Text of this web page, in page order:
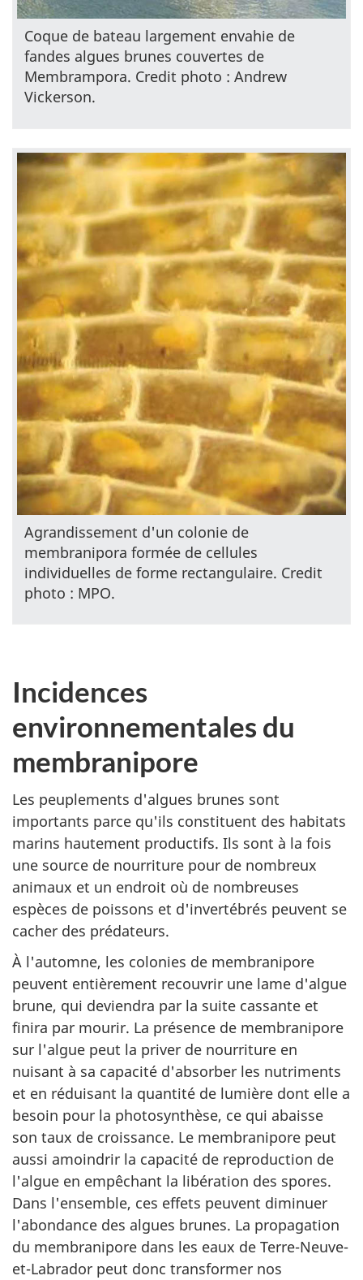
Coque de bateau largement envahie de
fandes algues brunes couvertes de
Membrampora. Credit photo : Andrew
Vickerson.
Agrandissement d'un colonie de
membranipora formée de cellules
individuelles de forme rectangulaire. Credit
photo : MPO.
Incidences
environnementales du
membranipore
Les peuplements d'algues brunes sont
importants parce qu'ils constituent des habitats
marins hautement productifs. Ils sont à la fois
une source de nourriture pour de nombreux
animaux et un endroit où de nombreuses
espèces de poissons et d'invertébrés peuvent se
cacher des prédateurs.
À l'automne, les colonies de membranipore
peuvent entièrement recouvrir une lame d'algue
brune, qui deviendra par la suite cassante et
finira par mourir. La présence de membranipore
sur l'algue peut la priver de nourriture en
nuisant à sa capacité d'absorber les nutriments
et en réduisant la quantité de lumière dont elle a
besoin pour la photosynthèse, ce qui abaisse
son taux de croissance. Le membranipore peut
aussi amoindrir la capacité de reproduction de
l'algue en empêchant la libération des spores.
Dans l'ensemble, ces effets peuvent diminuer
l'abondance des algues brunes. La propagation
du membranipore dans les eaux de Terre-Neuve-
et-Labrador peut donc transformer nos